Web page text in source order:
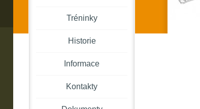
Tréninky
Historie
Informace
Kontakty